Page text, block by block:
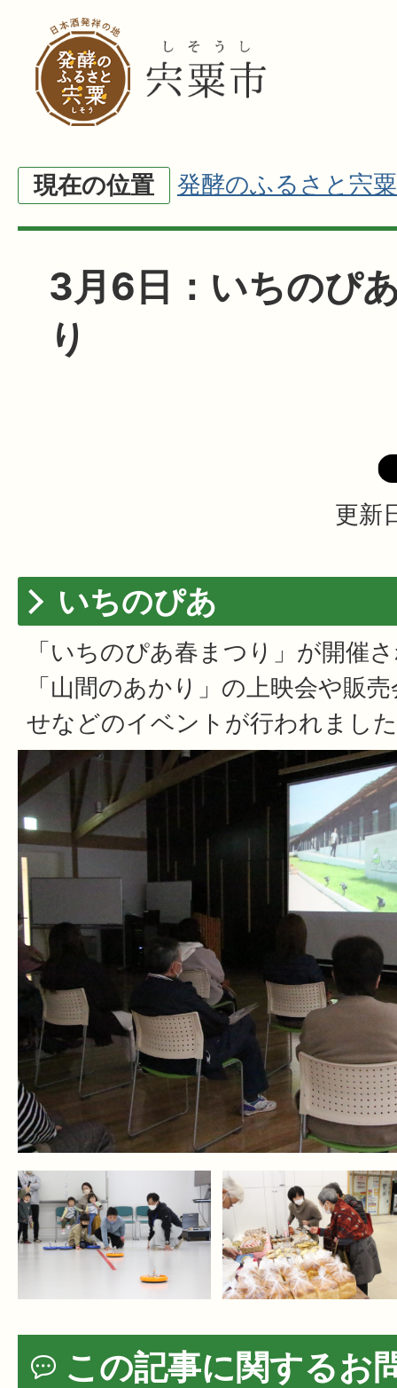
現在の位置 発酵のふるさと宍粟
3月6日：いちのぴ
り
更新
いちのぴあ
「いちのぴあ春まつり」が開催
「山間のあかり」の上映会や販
せなどのイベントが行われまし
この記事に関するお